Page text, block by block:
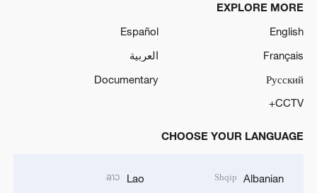
EXPLORE MORE
English
Español
Français
العربية
Русский
Documentary
CCTV+
CHOOSE YOUR LANGUAGE
Albanian
Shqip
Lao
ລາວ